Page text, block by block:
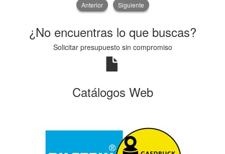
Anterior Siguiente
¿No encuentras lo que buscas?
Solicitar presupuesto sin compromiso
Catálogos Web